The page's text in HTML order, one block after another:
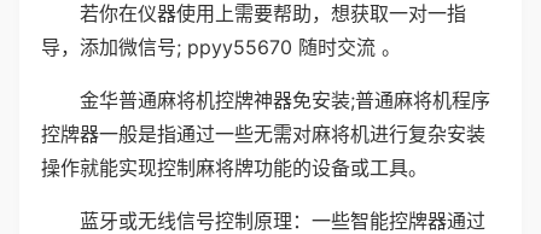
若你在仪器使用上需要帮助，想获取一对一指
导，添加微信号; ppyy55670 随时交流 。
金华普通麻将机控牌神器免安装;普通麻将机程序
控牌器一般是指通过一些无需对麻将机进行复杂安装
操作就能实现控制麻将牌功能的设备或工具。
蓝牙或无线信号控制原理：一些智能控牌器通过